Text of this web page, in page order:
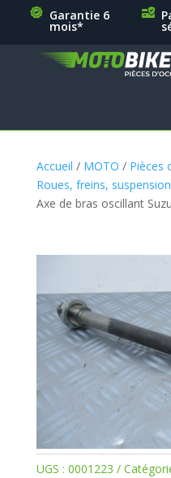
Garantie 6
mois*
Accueil / MOTO / Pièces
Roues, freins,
Axe de bras oscillant
UGS : 0001223